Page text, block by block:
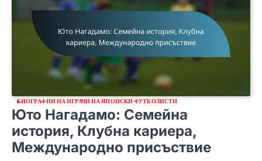
БИОГРАФИИ НА ИГРАЧИ НА ЯПОНСКИ ФУТБОЛИСТИ
Юто Нагадамо: Семейна
история, Клубна кариера,
Международно присъствие